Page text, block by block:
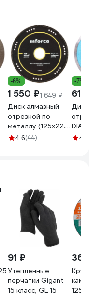
-6%
1 550 ₽1 649 ₽
Диск алмазный
отрезной по
металлу (125х22.2
мм) INFORCE 11-
4.6(44)
-7%
4.8
91 ₽
Утепленные
перчатки Gigant
15 класс, GL 15